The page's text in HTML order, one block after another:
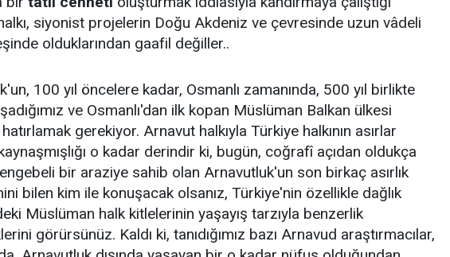
siyonist projelerin Doğu Akdeniz ve çevresinde uzun vâdeli
olduklarından gaafil değiller..
100 yıl öncelere kadar, Osmanlı zamanında, 500 yıl birlikte
ve Osmanlı'dan ilk kopan Müslüman Balkan ülkesi
gerekiyor. Arnavut halkıyla Türkiye halkının asırlar
o kadar derindir ki, bugün, coğrafî açıdan oldukça
bir araziye sahib olan Arnavutluk'un son birkaç asırlık
bilen kim ile konuşacak olsanız, Türkiye'nin özellikle dağlık
Müslüman halk kitlelerinin yaşayış tarzıyla benzerlik
görürsünüz. Kaldı ki, tanıdığımız bazı Arnavud araştırmacılar,